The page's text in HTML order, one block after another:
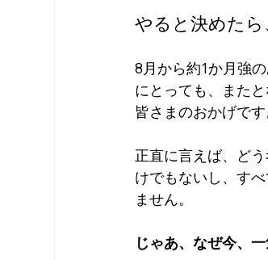
やると決めた
8月から約1か月強
にとっても、また
皆さまのおかげで
正直に言えば、ど
けでもないし、す
ません。
じゃあ、なぜ今、